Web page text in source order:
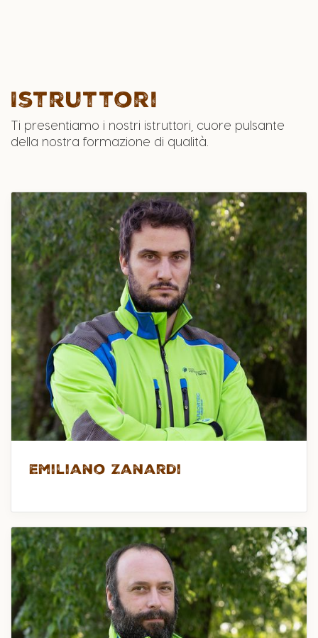
Istruttori
Ti presentiamo i nostri istruttori, cuore pulsante
della nostra formazione di qualità.
Emiliano Zanardi